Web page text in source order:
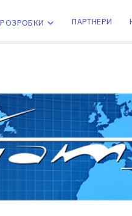
РОЗРОБКИ ПАРТНЕРИ